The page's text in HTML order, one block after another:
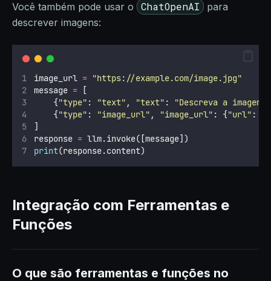
Você também pode usar o ChatOpenAI
para
descrever imagens:
image_url = "https://example.com/image.jpg"
message = [
    {
"type" : "text" , "text" : "Descreva a imagem
    {
"type" : "image_url" , "image_url" : {"url" :
]
response = llm.invoke([message])
print(response.content)
Integração com Ferramentas e
Funções
O que são ferramentas e funções no